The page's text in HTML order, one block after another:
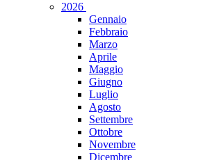
2026
Gennaio
Febbraio
Marzo
Aprile
Maggio
Giugno
Luglio
Agosto
Settembre
Ottobre
Novembre
Dicembre